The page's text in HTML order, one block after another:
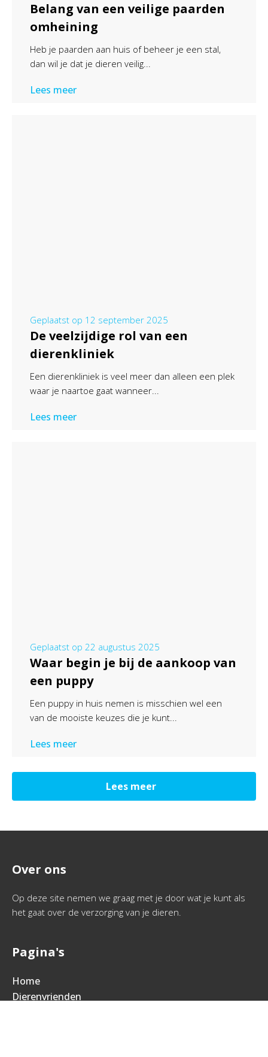
Belang van een veilige paarden
omheining
Heb je paarden aan huis of beheer je een stal,
dan wil je dat je dieren veilig...
Lees meer
Geplaatst op 12 september 2025
De veelzijdige rol van een
dierenkliniek
Een dierenkliniek is veel meer dan alleen een plek
waar je naartoe gaat wanneer...
Lees meer
Geplaatst op 22 augustus 2025
Waar begin je bij de aankoop van
een puppy
Een puppy in huis nemen is misschien wel een
van de mooiste keuzes die je kunt...
Lees meer
Lees meer
Over ons
Op deze site nemen we graag met je door wat je kunt als
het gaat over de verzorging van je dieren.
Pagina's
Home
Dierenvrienden